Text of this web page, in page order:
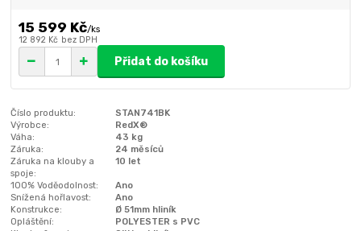
15 599 Kč/ks
12 892 Kč bez DPH
Přidat do košíku
Číslo produktu:
STAN741BK
Výrobce:
RedX®
Váha:
43 kg
Záruka:
24 měsíců
Záruka na klouby a
spoje:
10 let
100% Voděodolnost:
Ano
Snížená hořlavost:
Ano
Konstrukce:
Ø 51mm hliník
Opláštění:
POLYESTER s PVC